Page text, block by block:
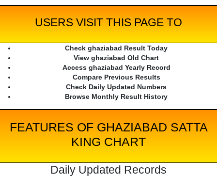
USERS VISIT THIS PAGE TO
Check ghaziabad Result Today
View ghaziabad Old Chart
Access ghaziabad Yearly Record
Compare Previous Results
Check Daily Updated Numbers
Browse Monthly Result History
FEATURES OF GHAZIABAD SATTA
KING CHART
Daily Updated Records